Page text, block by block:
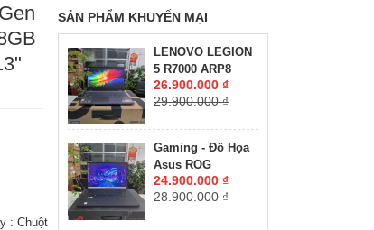
SẢN PHẨM KHUYẾN MẠI
LENOVO LEGION
5 R7000 ARP8
RYZEN 7-7735H
RAM 16GG SSD
HÌNH : 15.6'' 15.6"
WQHD 165Hz
26.900.000 ₫
29.900.000 ₫
Gaming - Đồ Họa
Asus ROG
Zephyrus M16
GU603ZW CORE
24.900.000 ₫
28.900.000 ₫
: Chuột